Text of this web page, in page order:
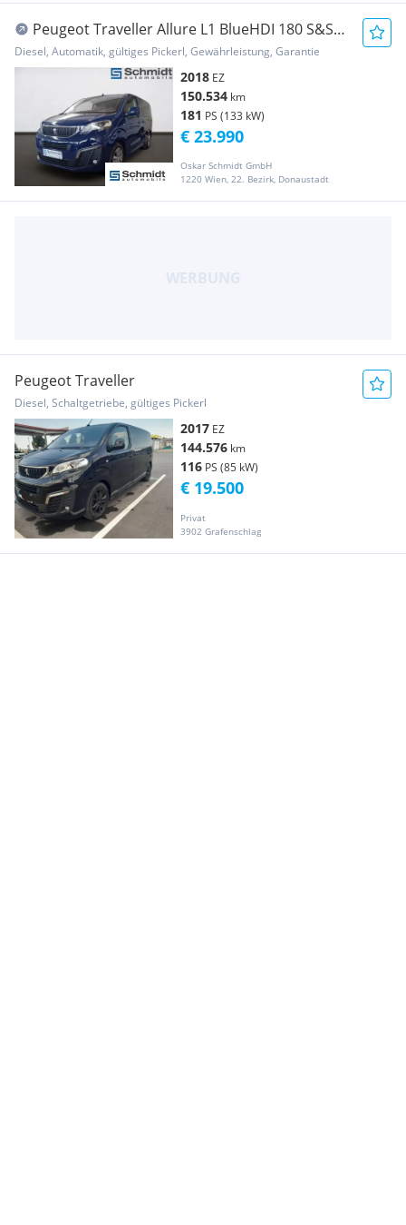
Peugeot Traveller Allure L1 BlueHDI 180 S&S
EAT8
Diesel, Automatik, gültiges Pickerl, Gewährleistung, Garantie
2018 EZ
150.534 km
181 PS (133 kW)
Oskar Schmidt GmbH
1220 Wien, 22. Bezirk, Donaustadt
€ 23.990
Peugeot Traveller
Diesel, Schaltgetriebe, gültiges Pickerl
2017 EZ
144.576 km
116 PS (85 kW)
Privat
3902 Grafenschlag
€ 19.500